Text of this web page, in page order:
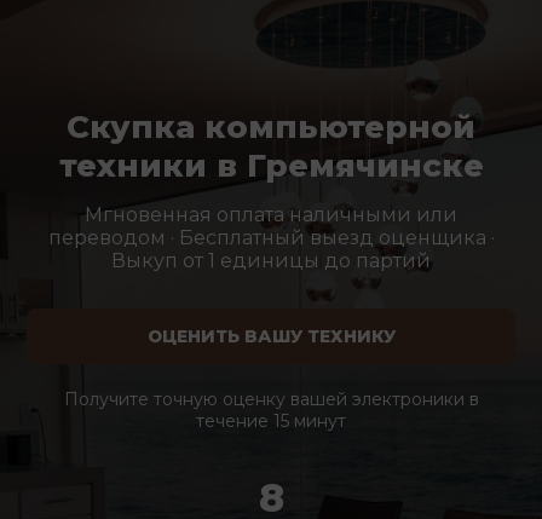
Скупка компьютерной
техники в Гремячинске
Мгновенная оплата наличными или
переводом · Бесплатный выезд оценщика ·
Выкуп от 1 единицы до партий
ОЦЕНИТЬ ВАШУ ТЕХНИКУ
Получите точную оценку вашей электроники в
течение 15 минут
8